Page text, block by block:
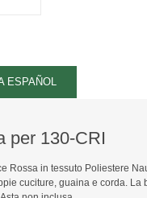
ESPAÑOL
per 130-CRI
in tessuto Poliestere
cuciture, guaina e corda. La